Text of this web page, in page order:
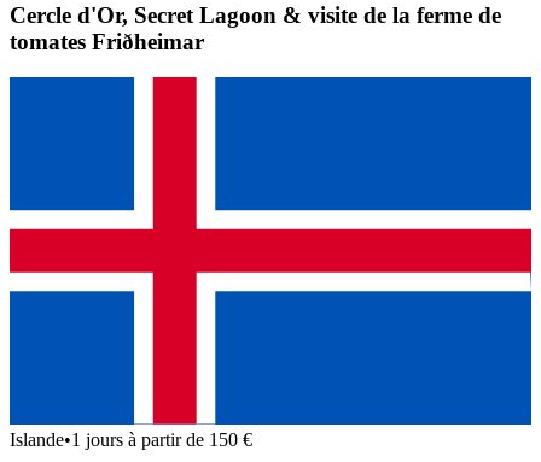
Cercle d'Or, Secret Lagoon & visite de la ferme de
tomates Friðheimar
Islande•1 jours à partir de 150 €